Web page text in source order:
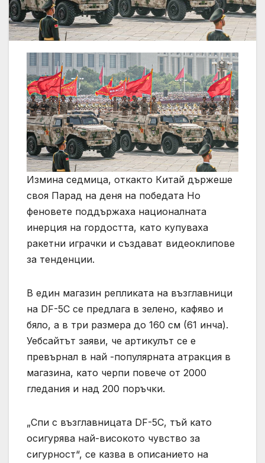
Измина седмица, откакто Китай държеше
своя Парад на деня на победата Но
феновете поддържаха националната
инерция на гордостта, като купуваха
ракетни играчки и създават видеоклипове
за тенденции.
В един магазин репликата на възглавници
на DF-5C се предлага в зелено, кафяво и
бяло, а в три размера до 160 см (61 инча).
Уебсайтът заяви, че артикулът се е
превърнал в най -популярната атракция в
магазина, като черпи повече от 2000
гледания и над 200 поръчки.
„Спи с възглавницата DF-5C, тъй като
осигурява най-високото чувство за
сигурност“, се казва в описанието на